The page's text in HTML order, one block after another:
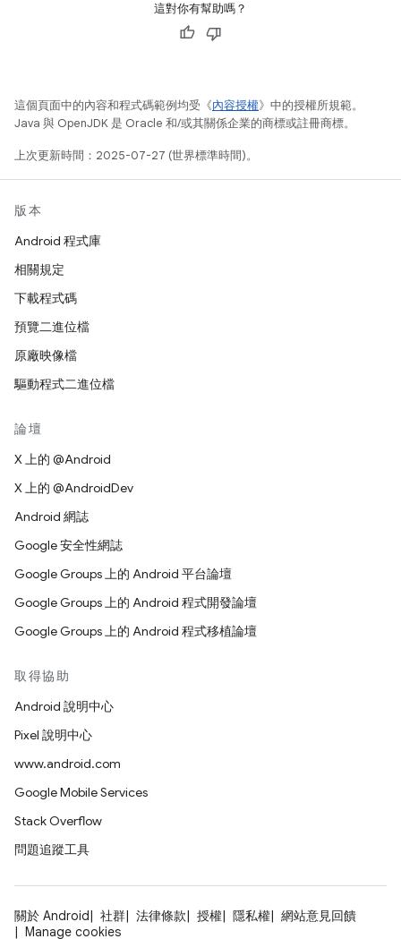
這對你有幫助嗎？
這個頁面中的內容和程式碼範例均受《內容授權》中的授權所規範。
Java 與 OpenJDK 是 Oracle 和/或其關係企業的商標或註冊商標。
上次更新時間：2025-07-27 (世界標準時間)。
版本
Android 程式庫
相關規定
下載程式碼
預覽二進位檔
原廠映像檔
驅動程式二進位檔
論壇
X 上的 @Android
X 上的 @AndroidDev
Android 網誌
Google 安全性網誌
Google Groups 上的 Android 平台論壇
Google Groups 上的 Android 程式開發論壇
Google Groups 上的 Android 程式移植論壇
取得協助
Android 說明中心
Pixel 說明中心
www.android.com
Google Mobile Services
Stack Overflow
問題追蹤工具
關於 Android 社群 法律條款 授權 隱私權
網站意見回饋
Manage cookies